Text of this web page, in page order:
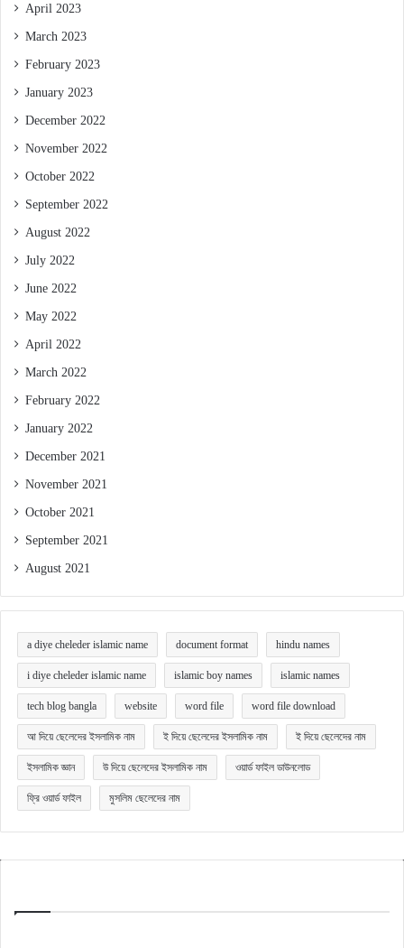
April 2023
March 2023
February 2023
January 2023
December 2022
November 2022
October 2022
September 2022
August 2022
July 2022
June 2022
May 2022
April 2022
March 2022
February 2022
January 2022
December 2021
November 2021
October 2021
September 2021
August 2021
a diye cheleder islamic name document format hindu names
i diye cheleder islamic name islamic boy names islamic names
tech blog bangla website word file word file download
আ দিয়ে ছেলেদের ইসলামিক নাম ই দিয়ে ছেলেদের ইসলামিক নাম ই দিয়ে ছেলেদের নাম
ইসলামিক জ্ঞান উ দিয়ে ছেলেদের ইসলামিক নাম ওয়ার্ড ফাইল ডাউনলোড
ফ্রি ওয়ার্ড ফাইল মুসলিম ছেলেদের নাম